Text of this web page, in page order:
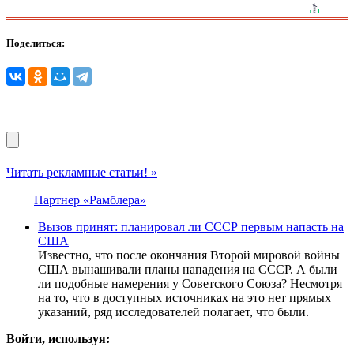
Поделиться:
Читать рекламные статьи! »
Партнер «Рамблера»
Вызов принят: планировал ли СССР первым напасть на
США
Известно, что после окончания Второй мировой войны
США вынашивали планы нападения на СССР. А были
ли подобные намерения у Советского Союза? Несмотря
на то, что в доступных источниках на это нет прямых
указаний, ряд исследователей полагает, что были.
Войти, используя: